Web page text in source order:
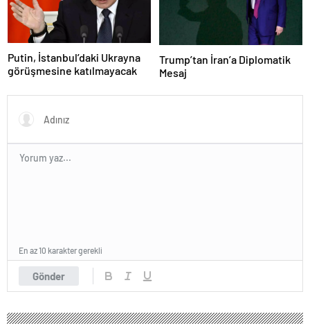
Putin, İstanbul’daki Ukrayna
görüşmesine katılmayacak
Trump’tan İran’a Diplomatik
Mesaj
Gönder
En az 10 karakter gerekli